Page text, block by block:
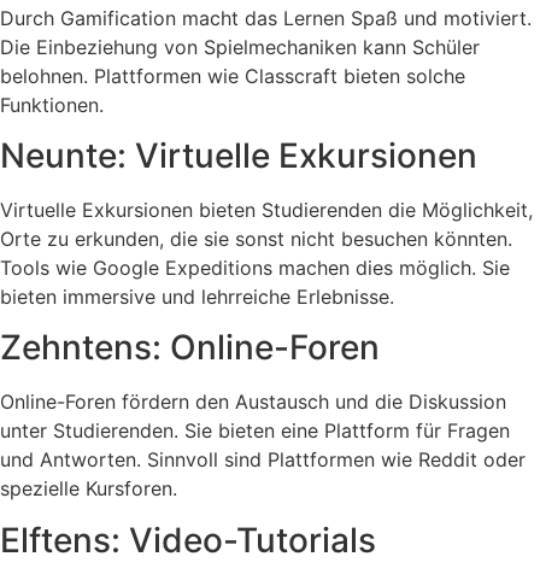
Durch Gamification macht das Lernen Spaß und motiviert.
Die Einbeziehung von Spielmechaniken kann Schüler
belohnen. Plattformen wie Classcraft bieten solche
Funktionen.
Neunte: Virtuelle Exkursionen
Virtuelle Exkursionen bieten Studierenden die Möglichkeit,
Orte zu erkunden, die sie sonst nicht besuchen könnten.
Tools wie Google Expeditions machen dies möglich. Sie
bieten immersive und lehrreiche Erlebnisse.
Zehntens: Online-Foren
Online-Foren fördern den Austausch und die Diskussion
unter Studierenden. Sie bieten eine Plattform für Fragen
und Antworten. Sinnvoll sind Plattformen wie Reddit oder
spezielle Kursforen.
Elftens: Video-Tutorials